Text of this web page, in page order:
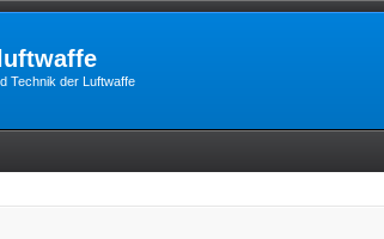
Technik der Luftwaffe